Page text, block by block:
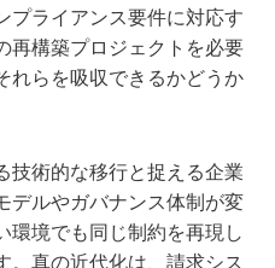
プライアンス要件に対応す
再構築プロジェクトを必要
れらを吸収できるかどうか
技術的な移行と捉える企業
デルやガバナンス体制が変
環境でも同じ制約を再現し
。真の近代化は、請求シス